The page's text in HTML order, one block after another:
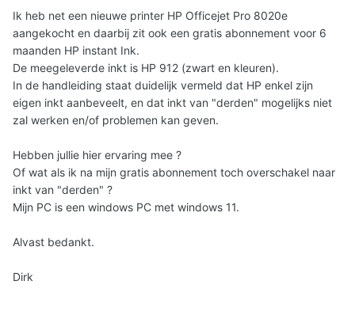
Ik heb net een nieuwe printer HP Officejet Pro 8020e
aangekocht en daarbij zit ook een gratis abonnement voor 6
maanden HP instant Ink.
De meegeleverde inkt is HP 912 (zwart en kleuren).
In de handleiding staat duidelijk vermeld dat HP enkel zijn
eigen inkt aanbeveelt, en dat inkt van "derden" mogelijks niet
zal werken en/of problemen kan geven.
Hebben jullie hier ervaring mee ?
Of wat als ik na mijn gratis abonnement toch overschakel naar
inkt van "derden" ?
Mijn PC is een windows PC met windows 11.
Alvast bedankt.
Dirk